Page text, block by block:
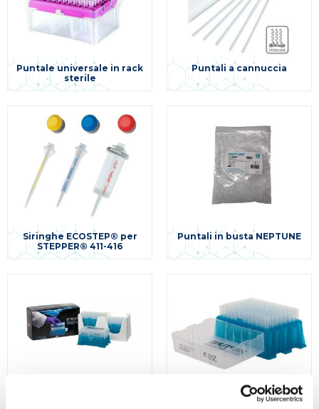
Puntale universale in rack
sterile
Puntali a cannuccia
Siringhe ECOSTEP® per
STEPPER® 411-416
Puntali in busta NEPTUNE
Puntali in rack NEPTUNE